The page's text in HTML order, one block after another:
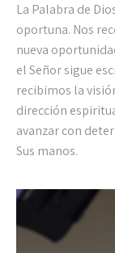
La Palabra de
oportuna. Nos
nueva
el Señor sigue
recibimos la
dirección
avanzar con
Sus manos.